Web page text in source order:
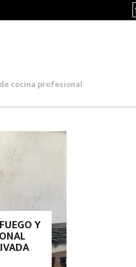
cocina profesional
Y